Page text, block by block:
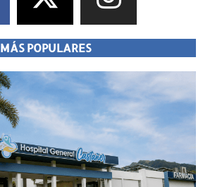
MÁS POPULARES